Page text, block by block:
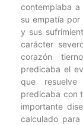
contemplaba
su empatía por
y sus
carácter
corazón
predicaba el
que
predicaba con
importante
calculado